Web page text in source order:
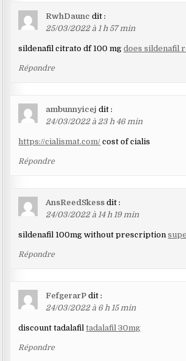
RwhDaunc dit :
25/03/2022 à 1 h 57 min
sildenafil citrato df 100 mgdoes sildenafil
Répondre
ambunnyicej dit :
24/03/2022 à 23 h 46 min
https://cialismat.com/ cost of cialis
Répondre
AnsReedSkess dit :
24/03/2022 à 14 h 19 min
sildenafil 100mg without prescription
Répondre
FefgerarP dit :
24/03/2022 à 6 h 15 min
discount tadalafiltadalafil 30mg
Répondre